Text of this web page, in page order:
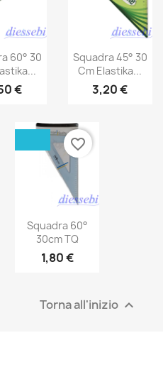
60° 30
€
Squadra 45° 30
Cm Elastika...
3,20 €
Squadra 60°
30cm TQ
1,80 €
favorite_border
Torna all'inizio 